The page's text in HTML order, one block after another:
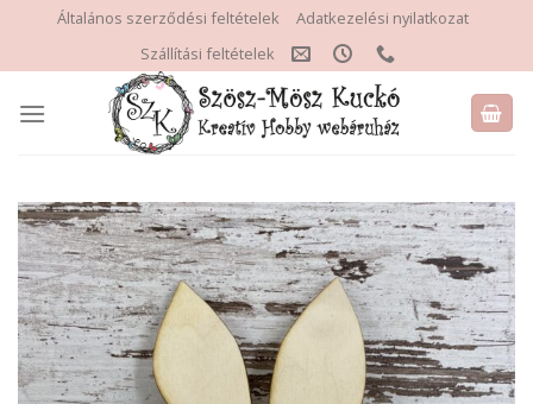
content
Általános szerződési feltételek
Adatkezelési nyilatkozat
Szállítási feltételek